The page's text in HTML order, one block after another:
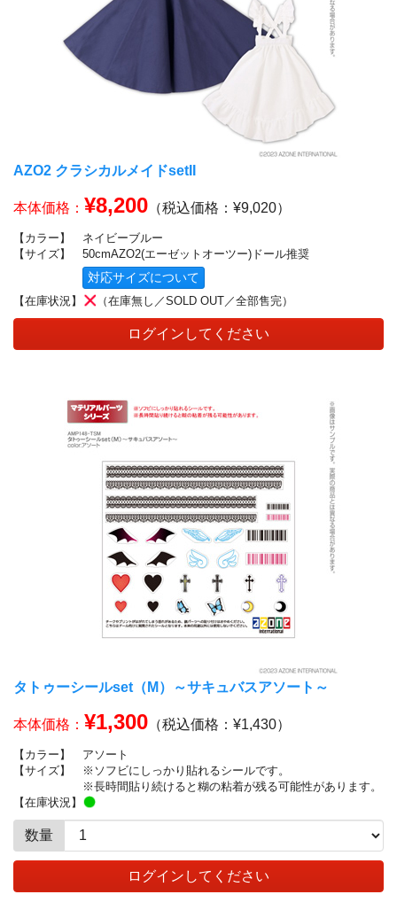
AZO2 クラシカルメイドsetII
本体価格： ¥8,200 （税込価格：¥9,020）
【カラー】
ネイビーブルー
【サイズ】
50cmAZO2(エーゼットオーツー)ドール推奨
対応サイズについて
【在庫状況】 （在庫無し／SOLD OUT／全部售完）
ログインしてください
タトゥーシールset（M）～サキュバスアソート～
本体価格： ¥1,300 （税込価格：¥1,430）
【カラー】
アソート
【サイズ】
※ソフビにしっかり貼れるシールです。
※長時間貼り続けると糊の粘着が残る可能性があります。
【在庫状況】
数量
ログインしてください